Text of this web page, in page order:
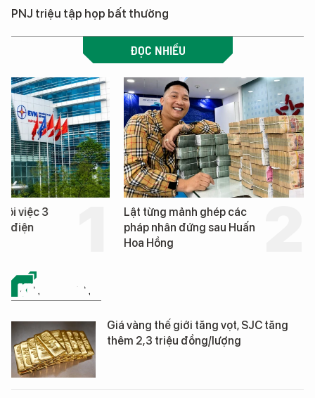
PNJ triệu tập họp bất thường
ĐỌC NHIỀU
việc 3
điện
Lật từng mảnh ghép các
pháp nhân đứng sau Huấn
Hoa Hồng
KINH DOANH
Giá vàng thế giới tăng vọt, SJC tăng
thêm 2,3 triệu đồng/lượng